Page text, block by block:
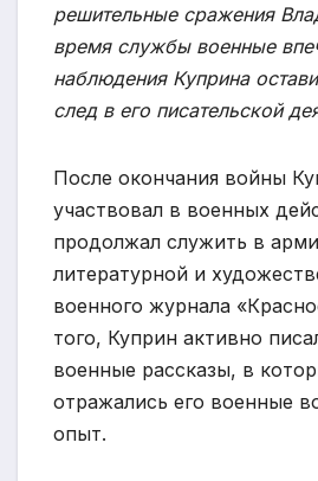
решительные сражения
время службы военные
наблюдения Куприна
след в его писательской
После окончания войны
участвовал в военных
продолжал служить в
литературной и
военного журнала
того, Куприн активно
военные рассказы, в
отражались его военные
опыт.